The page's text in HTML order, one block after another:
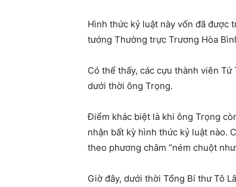
Hình thức kỷ luật này vốn đã được
tướng Thường trực Trương Hòa
Có thể thấy, các cựu thành viên
dưới thời ông Trọng.
Điểm khác biệt là khi ông Trọng
nhận bất kỳ hình thức kỷ luật nào.
theo phương châm “ném chuột
Giờ đây, dưới thời Tổng Bí thư Tô